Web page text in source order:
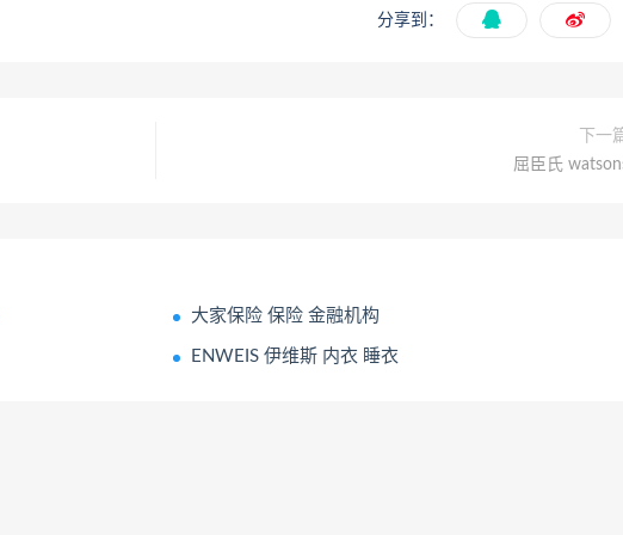
分享到：
下一
屈臣氏
大家保险 保险 金融机构
ENWEIS 伊维斯 内衣 睡衣